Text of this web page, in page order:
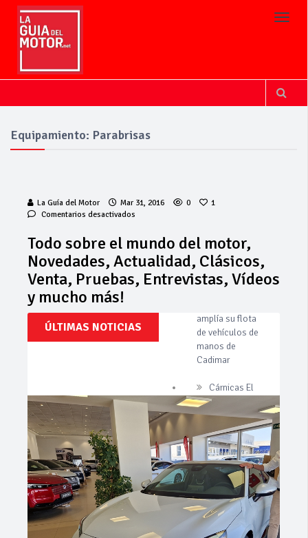
Equipamiento: Parabrisas
La Guía del Motor Mar 31, 2016 0
1
Comentarios desactivados
el
mundo
del
motor,
Venta,
Pruebas,
más!
Todo sobre el mundo del motor,
Novedades, Actualidad, Clásicos,
Venta, Pruebas, Entrevistas, Vídeos
y mucho más!
ÚLTIMAS NOTICIAS
Cárnicas El
patrocinador de
Vejer
implementa
mejoras en la
A381 por Los
Barrios
Invercar
amplía su flota
de vehículos de
manos de